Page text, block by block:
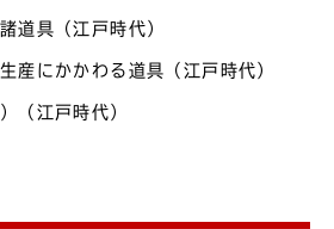
道具（江戸時代）
産にかかわる道具（江戸時代）
（江戸時代）